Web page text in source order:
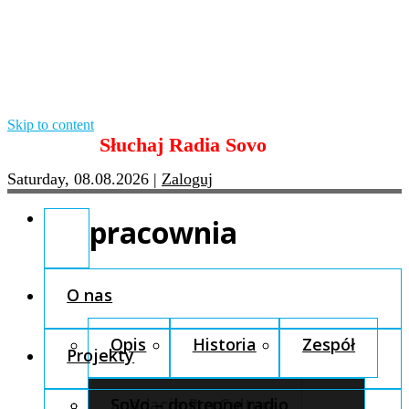
Skip to content
Słuchaj Radia Sovo
Saturday, 08.08.2026 | Zaloguj
O nas
Opis Historia Zespół
Fundacja Pro Cultura
Projekty
SoVo – dostępne radio
pracownia